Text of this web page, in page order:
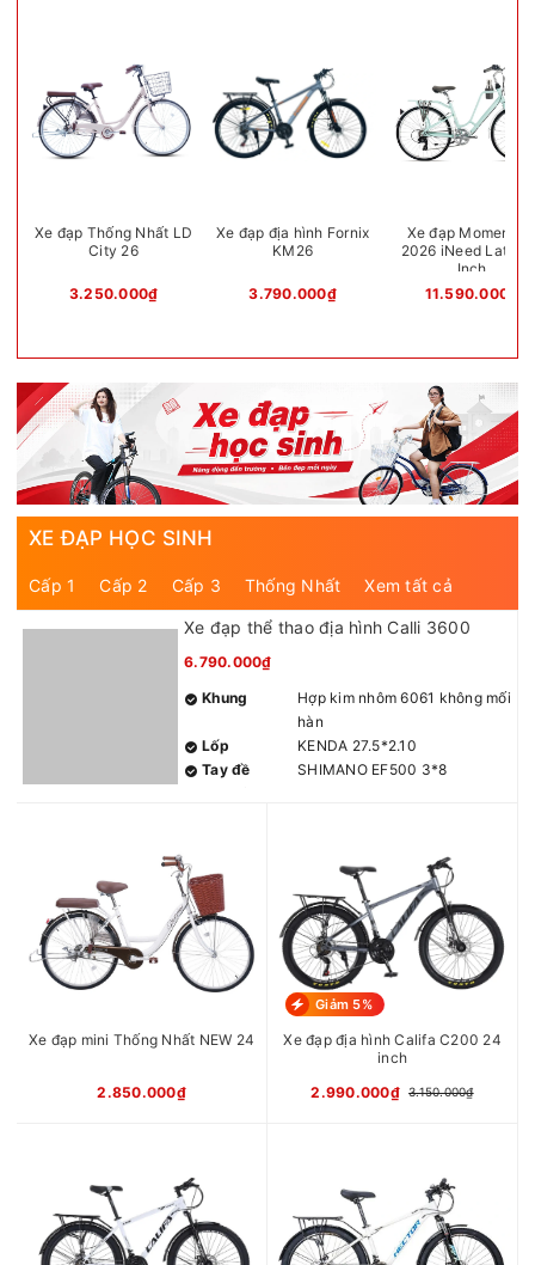
Xe đạp Thống Nhất LD
City 26
3.250.000₫
Xe đạp địa hình Fornix
KM26
3.790.000₫
Xe đạp
2026 iNeed Latte
Inch
11.590.000₫
XE ĐẠP HỌC SINH
Cấp 1 Cấp 2 Cấp 3 Thống Nhất Xem tất cả
Xe đạp thể thao địa hình Calli 3600
6.790.000₫
Khung
Hợp kim nhôm 6061 không mối
hàn
Lốp
KENDA 27.5*2.10
Tay đề
SHIMANO EF500 3*8
Đùi đĩa
SHIMANO TY301 3 tầng 24-
34-42T
Líp
SHIMANO CS-HG200 8 tầng
12-32T
Xích
FFC Z51
Trục cốt vuông bạc đạn
Phanh
Phanh đĩa cơ YINXING
Nhôm 2 lớp CALLI
1m60 - 1m80
Xe đạp mini Thống Nhất NEW 24
2.850.000₫
Giảm 5%
Xe đạp địa hình Califa C200 24
inch
2.990.000₫
3.150.000₫